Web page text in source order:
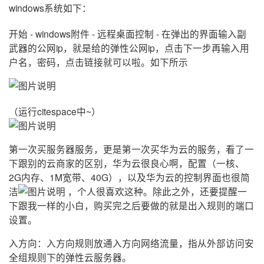
的
博
客
我
的
论
我
的
子
我
直
播
的
活
动
我
的
关
注
我
的
开
我
的
我
windows系统如下：
开始 - windows附件 - 远程桌面控制 - 在弹出的界面输入副
武器的公网ip，就是给的弹性公网ip，点击下一步再输入用
户名，密码，点击链接就可以啦。如下所示
（运行citespace中~）
第一次买服务器服务，更是第一次买华为云的服务，看了一
下跟别的云商家的区别，华为云很良心啊，配置（一核、
2G内存、1M宽带、40G），以及华为云的控制界面也很简
洁
，个人很喜欢这种。除此之外，还要提醒一
下跟我一样的小白，购买完之后要做的就是出入规则的端口
设置。
入方向：入方向规则放通入方向网络流量，指从外部访问安
全组规则下的弹性云服务器。